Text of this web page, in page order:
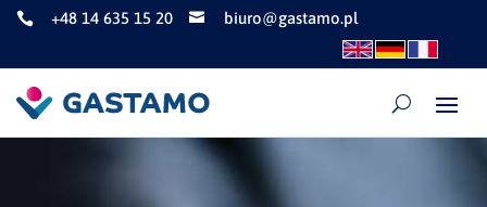
 +48 14 635 15 20  biuro@gastamo.pl